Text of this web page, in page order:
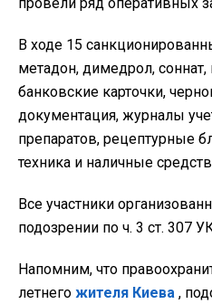
В ходе 15
метадон, димедрол,
банковские карточки,
документация, журналы
препаратов, рецептурные
техника и наличные
Все участники
подозрении по ч. 3 ст. 307
Напомним, что
летнего жителя Киева ,